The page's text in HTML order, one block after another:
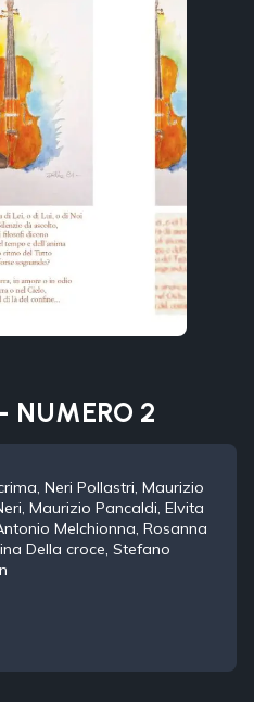
NUMERO 2
Neri Pollastri, Maurizio
Maurizio Pancaldi, Elvita
Melchionna, Rosanna
Della croce, Stefano